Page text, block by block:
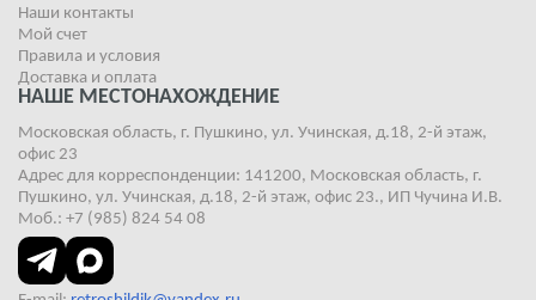
Наши контакты
Мой счет
Правила и условия
Доставка и оплата
НАШЕ МЕСТОНАХОЖДЕНИЕ
Московская область, г. Пушкино, ул. Учинская, д.18, 2-й этаж,
офис 23
Адрес для корреспонденции: 141200, Московская область, г.
Пушкино, ул. Учинская, д.18, 2-й этаж, офис 23., ИП Чучина И.В.
Моб.: +7 (985) 824 54 08